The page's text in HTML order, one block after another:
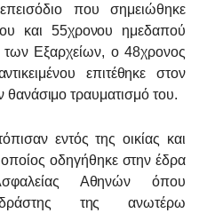
που σημειώθηκε
και 55χρονου ημεδαπού
των Εξαρχείων, ο 48χρονος
επιτέθηκε στον
τραυματισμό του.
εντός της οικίας και
οδηγήθηκε στην έδρα
Αθηνών όπου
της ανωτέρω